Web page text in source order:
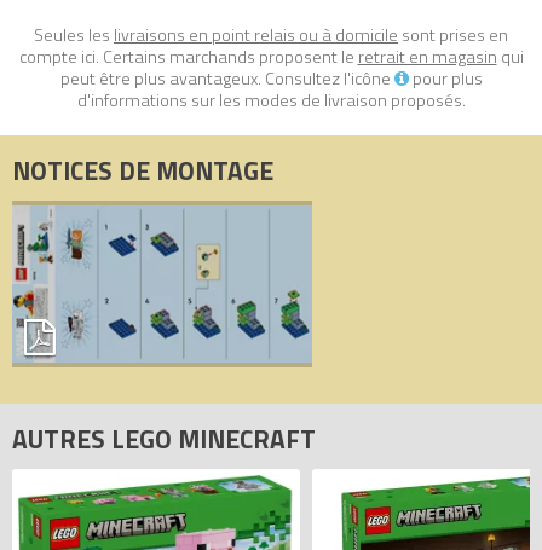
Seules les livraisons en point relais ou à domicile sont prises en
compte ici. Certains marchands proposent le retrait en magasin qui
peut être plus avantageux. Consultez l'icône
pour plus
d'informations sur les modes de livraison proposés.
NOTICES DE MONTAGE
AUTRES LEGO MINECRAFT